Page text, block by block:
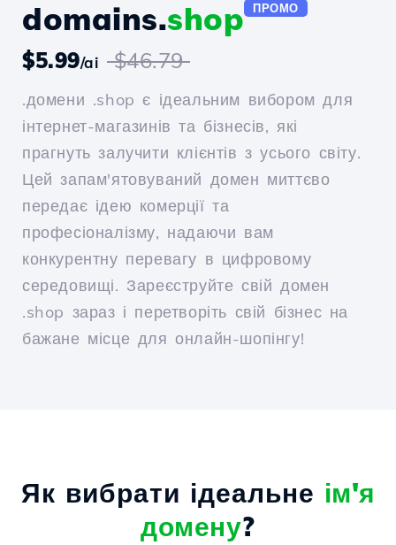
domains.shop ПРОМО
$5.99/ai $46.79
.домени .shop є ідеальним вибором для
інтернет-магазинів та бізнесів, які
прагнуть залучити клієнтів з усього світу.
Цей запам'ятовуваний домен миттєво
передає ідею комерції та
професіоналізму, надаючи вам
конкурентну перевагу в цифровому
середовищі. Зареєструйте свій домен
.shop зараз і перетворіть свій бізнес на
бажане місце для онлайн-шопінгу!
Як вибрати ідеальне ім'я
домену?